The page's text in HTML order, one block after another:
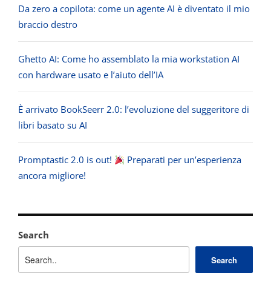
Da zero a copilota: come un agente AI è diventato il mio
braccio destro
Ghetto AI: Come ho assemblato la mia workstation AI
con hardware usato e l’aiuto dell’IA
È arrivato BookSeerr 2.0: l’evoluzione del suggeritore di
libri basato su AI
Promptastic 2.0 is out!
Preparati per un’esperienza
ancora migliore!
Search
Search